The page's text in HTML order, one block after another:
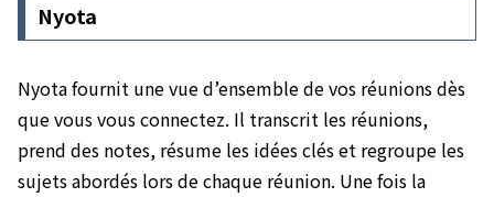
Nyota
Nyota fournit une vue d’ensemble de vos réunions dès
que vous vous connectez. Il transcrit les réunions,
prend des notes, résume les idées clés et regroupe les
sujets abordés lors de chaque réunion. Une fois la